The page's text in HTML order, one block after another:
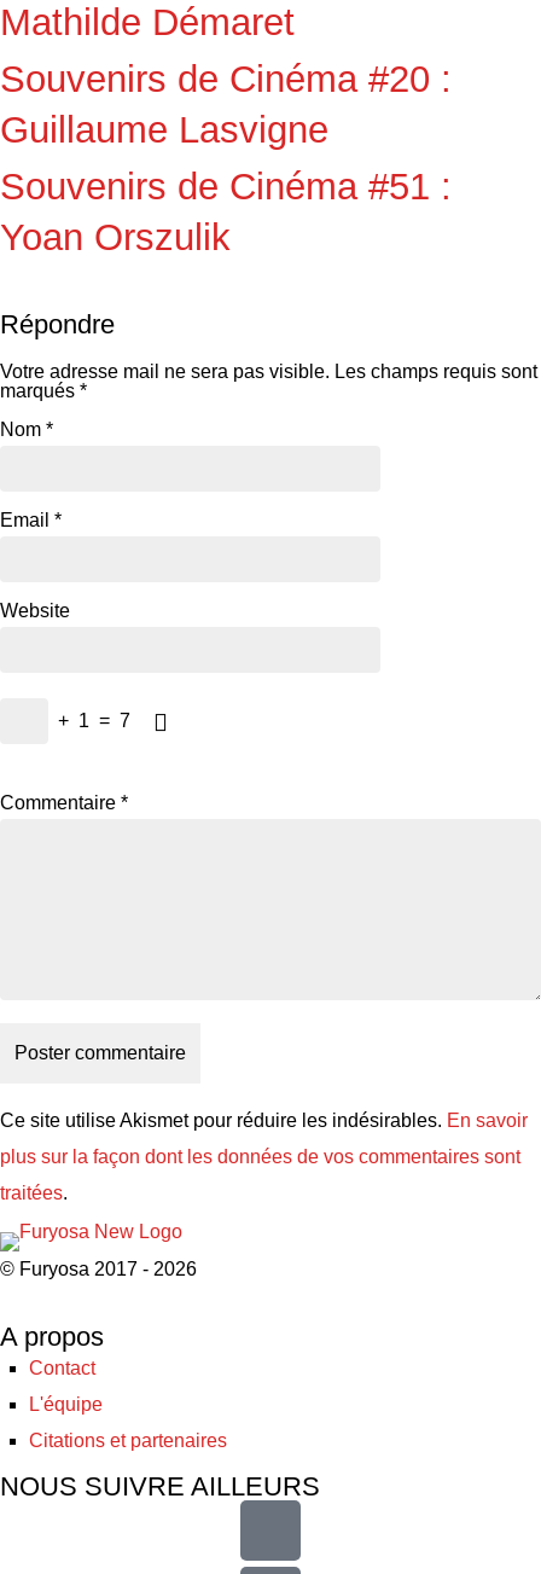
Mathilde Démaret
Souvenirs de Cinéma #20 :
Guillaume Lasvigne
Souvenirs de Cinéma #51 :
Yoan Orszulik
Répondre
Votre adresse mail ne sera pas visible. Les champs requis sont
marqués *
Nom *
Email *
Website
+ 1 = 7
Commentaire *
Ce site utilise Akismet pour réduire les indésirables. En savoir
plus sur la façon dont les données de vos commentaires sont
traitées.
© Furyosa 2017 - 2026
A propos
Contact
L'équipe
Citations et partenaires
NOUS SUIVRE AILLEURS